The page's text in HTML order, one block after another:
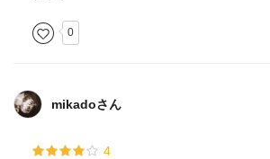
0
mikadoさん
4